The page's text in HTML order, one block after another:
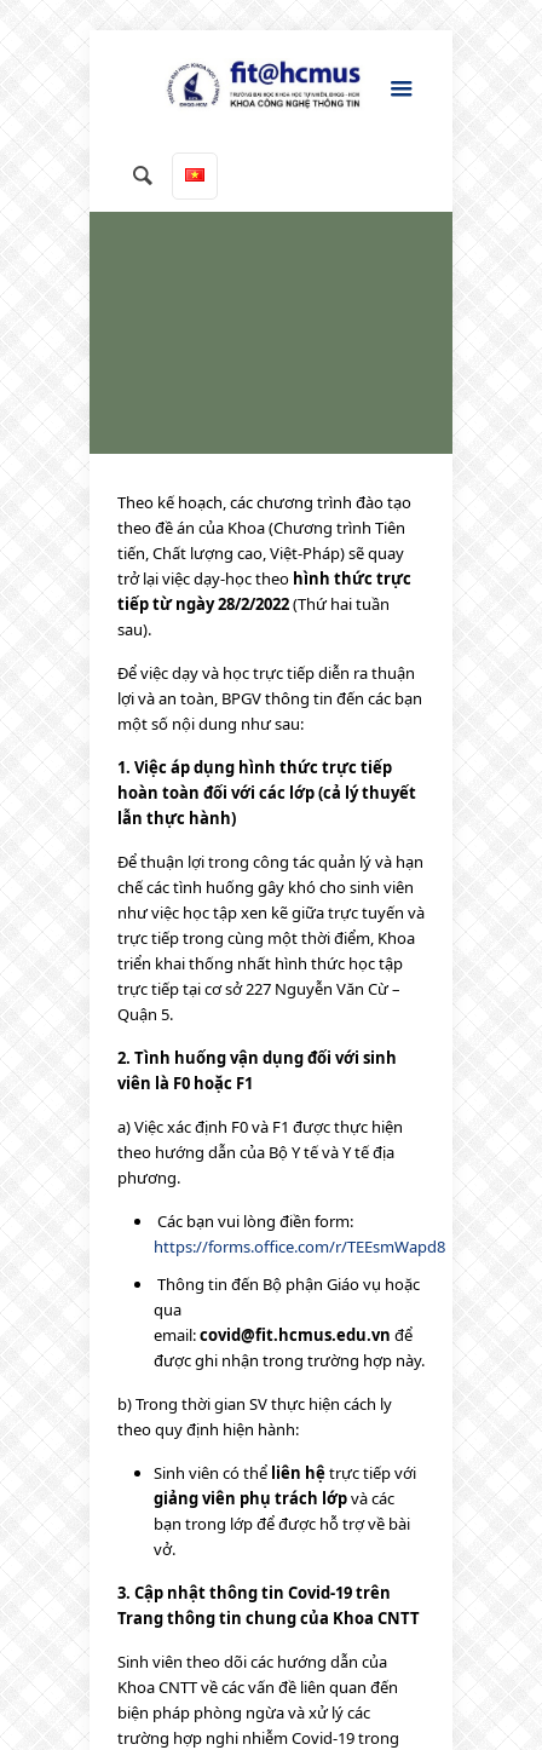
Theo kế hoạch, các chương trình đào tạo
theo đề án của Khoa (Chương trình Tiên
tiến, Chất lượng cao, Việt-Pháp) sẽ quay
trở lại việc dạy-học theo hình thức trực
tiếp từ ngày 28/2/2022(Thứ hai tuần
sau).
Để việc dạy và học trực tiếp diễn ra thuận
lợi và an toàn, BPGV thông tin đến các bạn
một số nội dung như sau:
1. Việc áp dụng hình thức trực tiếp
hoàn toàn đối với các lớp (cả lý thuyết
lẫn thực hành)
Để thuận lợi trong công tác quản lý và hạn
chế các tình huống gây khó cho sinh viên
như việc học tập xen kẽ giữa trực tuyến và
trực tiếp trong cùng một thời điểm, Khoa
triển khai thống nhất hình thức học tập
trực tiếp tại cơ sở 227 Nguyễn Văn Cừ –
Quận 5.
2. Tình huống vận dụng đối với sinh
viên là F0 hoặc F1
a) Việc xác định F0 và F1 được thực hiện
theo hướng dẫn của Bộ Y tế và Y tế địa
phương.
Các bạn vui lòng điền form:
https://forms.office.com/r/TEEsmWapd8
Thông tin đến Bộ phận Giáo vụ hoặc
qua
email:covid@fit.hcmus.edu.vn để
được ghi nhận trong trường hợp này.
b) Trong thời gian SV thực hiện cách ly
theo quy định hiện hành:
Sinh viên có thểliên hệtrực tiếp với
giảng viên phụ trách lớpvà các
bạn trong lớp để được hỗ trợ về bài
vở.
3. Cập nhật thông tin Covid-19 trên
Trang thông tin chung của Khoa CNTT
Sinh viên theo dõi các hướng dẫn của
Khoa CNTT về các vấn đề liên quan đến
biện pháp phòng ngừa và xử lý các
trường hợp nghi nhiễm Covid-19 trong